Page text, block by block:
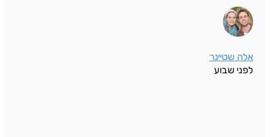
אלה שטיינר
לפני שבוע